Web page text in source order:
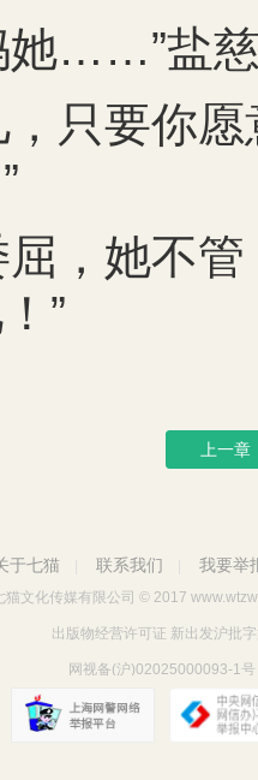
她……”盐
，只要你
屈，她不
”
上一章
于七猫 联系我们 我要举
猫文化传媒有限公司 © 2017
出版物经营许可证 新出发沪批
网视备(沪)02025000093-1